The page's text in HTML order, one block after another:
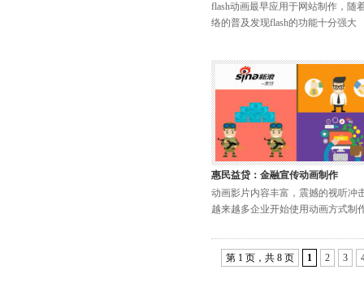
flash动画最早应用于网站制作，随
络的普及发现flash的功能十分强大
惠民益贷：金融宣传动画制作
动画影片内容丰富，震撼的视听冲
越来越多企业开始使用动画方式制
第 1 页，共 8 页 1 2 3